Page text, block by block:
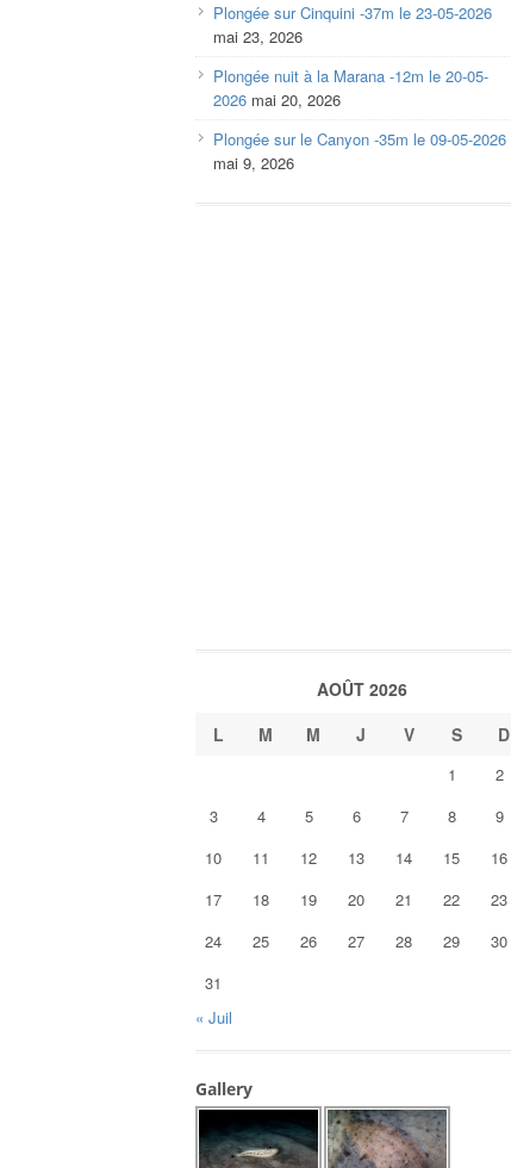
Plongée sur Cinquini -37m le 23-05-2026
mai 23, 2026
Plongée nuit à la Marana -12m le 20-05-
2026 mai 20, 2026
Plongée sur le Canyon -35m le 09-05-2026
mai 9, 2026
AOÛT 2026
L
M M J V S D
1
2
3
4 5 6 7 8
9
10
11 12 13 14 15
16
17
18 19 20 21 22
23
24
25 26 27 28 29
30
31
« Juil
Gallery